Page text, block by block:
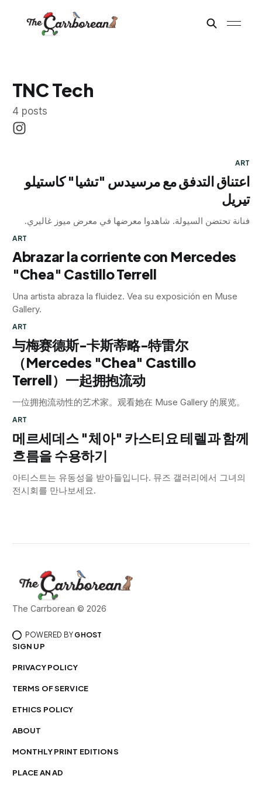
TNC Tech
4 posts
ART
اعتناق التدفق مع مرسيدس "تشيا" كاستيلو
تيريل
فنانة تحتضن السيولة. شاهدوا معرضها في معرض ميوز غاليري.
ART
Abrazar la corriente con Mercedes
"Chea" Castillo Terrell
Una artista abraza la fluidez. Vea su exposición en Muse
Gallery.
ART
与梅赛德斯-卡斯蒂略-特雷尔
（Mercedes "Chea" Castillo
Terrell）一起拥抱流动
一位拥抱流动性的艺术家。观看她在 Muse Gallery 的展览。
ART
메르세데스 "체아" 카스티요 테렐과 함께
흐름을 수용하기
아티스트는 유동성을 받아들입니다. 뮤즈 갤러리에서 그녀의
전시회를 만나보세요.
The Carrborean © 2026
POWERED BY GHOST
SIGN UP
PRIVACY POLICY
TERMS OF SERVICE
ETHICS POLICY
ABOUT
MONTHLY PRINT EDITIONS
PLACE AN AD